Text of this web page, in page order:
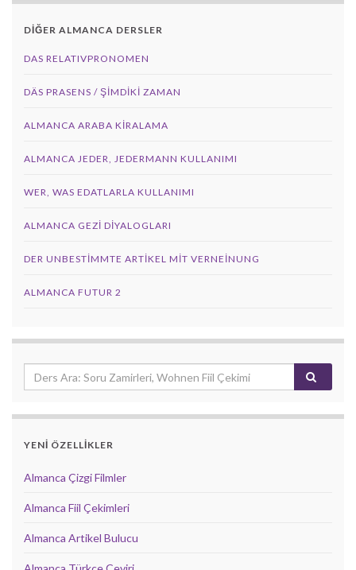
DİĞER ALMANCA DERSLER
DAS RELATIVPRONOMEN
DÄS PRASENS / ŞİMDİKİ ZAMAN
ALMANCA ARABA KIRALAMA
ALMANCA JEDER, JEDERMANN KULLANIMI
WER, WAS EDATLARLA KULLANIMI
ALMANCA GEZI DIYALOGLARI
DER UNBESTIMMTE ARTIKEL MIT VERNEINUNG
ALMANCA FUTUR 2
YENİ ÖZELLİKLER
Almanca Çizgi Filmler
Almanca Fiil Çekimleri
Almanca Artikel Bulucu